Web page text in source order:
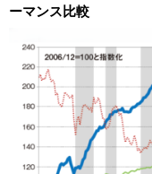
ーマンス比較